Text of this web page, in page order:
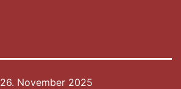
26. November 2025